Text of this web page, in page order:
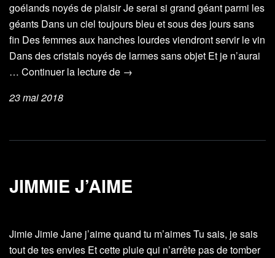
goélands noyés de plaisir Je serai si grand géant parmi les
géants Dans un ciel toujours bleu et sous des jours sans
fin Des femmes aux hanches lourdes viendront servir le vin
Dans des cristals noyés de larmes sans objet Et je n’aurai
… Continuer la lecture de J’irais
→
23 mai 2018
JIMMIE J’AIME
Jimie Jimie Jane j’aime quand tu m’aimes Tu sais, je sais
tout de tes envies Et cette pluie qui n’arrête pas de tomber